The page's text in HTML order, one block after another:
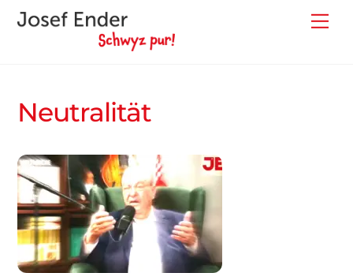
Skip
Neutralität